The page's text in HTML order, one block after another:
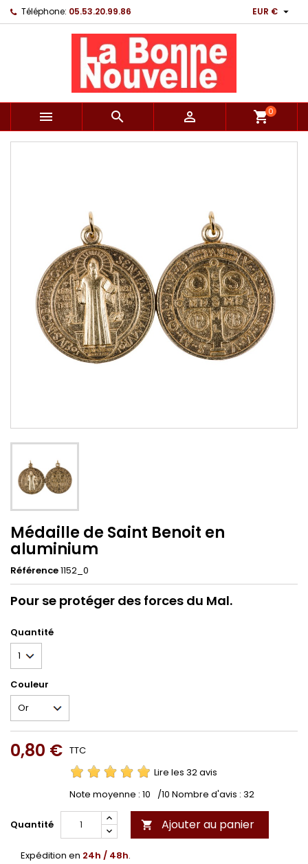
Téléphone: 05.53.20.99.86 EUR € 
   shopping_cart0
Médaille de Saint Benoit en
aluminium
Référence1152_0
Pour se protéger des forces du Mal.
Quantité
Couleur
0,80 € TTC
Lire les 32 avis
Note moyenne : 10 /10 Nombre d'avis : 32
Quantité  Ajouter au panier
Expédition en 24h / 48h.